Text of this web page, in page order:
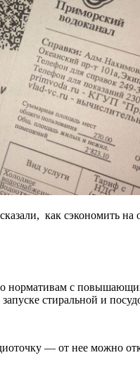
как сэкономить на
нормативам с
стиральной и
— от нее можно